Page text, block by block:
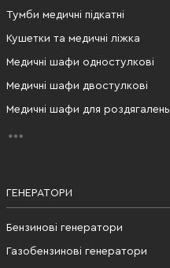
Тумби медичні підкатні
Кушетки та медичні ліжка
Медичні шафи одностулкові
Медичні шафи двостулкові
Медичні шафи для роздягалень
ГЕНЕРАТОРИ
Бензинові генератори
Газобензинові генератори